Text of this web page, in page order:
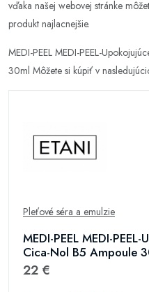
vďaka našej webovej stránke
produkt najlacnejšie.
MEDI-PEEL MEDI-PEEL-
30ml Môžete si kúpiť v
Pleťové séra a emulzie
MEDI-PEEL MEDI-
Cica-Nol B5 Ampoule
22 €